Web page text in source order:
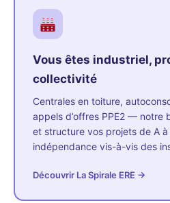
Vous êtes industriel,
collectivité
Centrales en toiture,
appels d’offres PPE2 — notre
et structure vos projets de A
indépendance vis-à-vis des
Découvrir La Spirale ERE →